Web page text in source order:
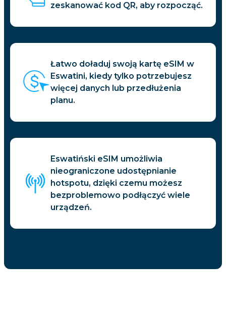
zeskanować kod QR, aby rozpocząć.
Łatwo doładuj swoją kartę eSIM w
Eswatini, kiedy tylko potrzebujesz
więcej danych lub przedłużenia
planu.
Eswatiński eSIM umożliwia
nieograniczone udostępnianie
hotspotu, dzięki czemu możesz
bezproblemowo podłączyć wiele
urządzeń.